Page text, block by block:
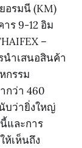
อรมนี (KM)
ร 9-12 อิม
–
นำเสนอสินค้า
กรรม
กว่า 460
บว่ายิ่งใหญ่
และการ
ห้เห็นถึง